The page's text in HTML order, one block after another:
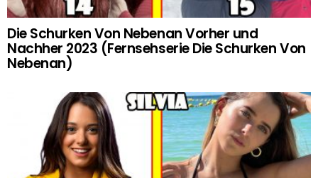
Die Schurken Von Nebenan Vorher und
Nachher 2023 (Fernsehserie Die Schurken Von
Nebenan)